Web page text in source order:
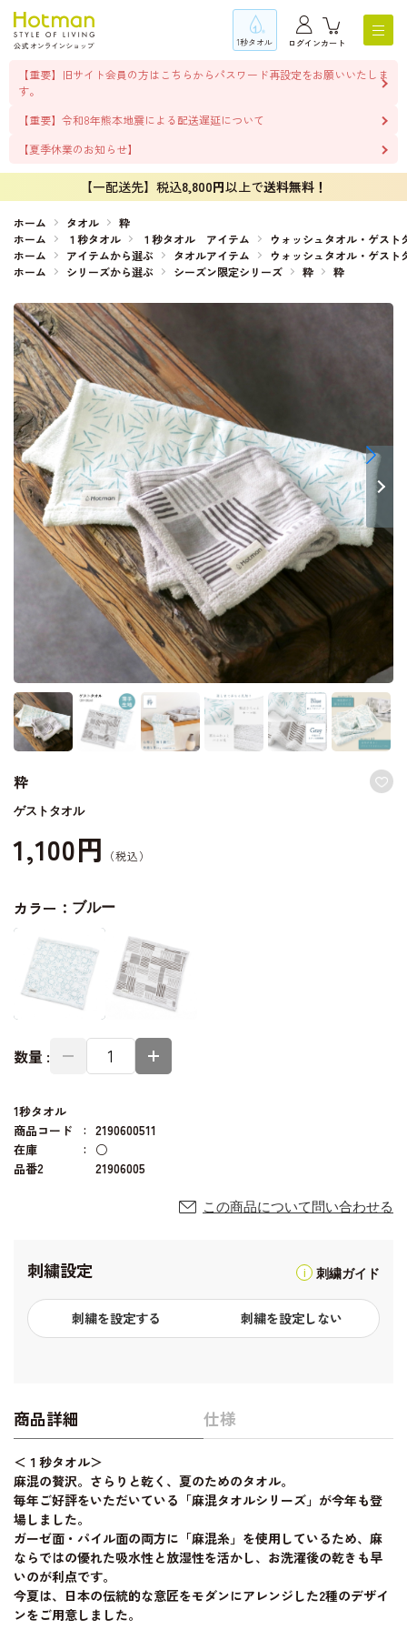
1秒タオル ログインカート
【重要】旧サイト会員の方はこちらからパスワード再設定をお願いいたしま
す。
【重要】令和8年熊本地震による配送遅延について
【夏季休業のお知らせ】
【一配送先】税込8,800円以上で送料無料！
ホーム タオル
粋
ホーム
１秒タオル １秒タオル アイテム
ウォッシュタオル・ゲスト
ホーム
アイテムから選ぶ タオルアイテム
ウォッシュタオル・ゲスト
ホーム
シリーズから選ぶ シーズン限定シリーズ 粋 粋
粋
ゲストタオル
1,100円
カラー： ブルー
数量 :
1秒タオル
商品コード
2190600511
在庫
○
品番2
21906005
この商品について問い合わせる
刺繍設定 刺繍ガイド
刺繍を設定する 刺繍を設定しない
商品詳細 仕様
＜１秒タオル＞
麻混の贅沢。さらりと乾く、夏のためのタオル。
毎年ご好評をいただいている「麻混タオルシリーズ」が今年も登
場しました。
ガーゼ面・パイル面の両方に「麻混糸」を使用しているため、麻
ならではの優れた吸水性と放湿性を活かし、お洗濯後の乾きも早
いのが利点です。
今夏は、日本の伝統的な意匠をモダンにアレンジした2種のデザイ
ンをご用意しました。